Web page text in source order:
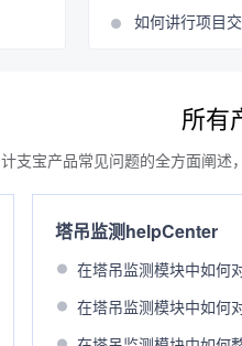
如何讲行项目
所有
计支宝产品常见问题的全方面阐述
塔吊监测helpCenter
在塔吊监测模块中如何
在塔吊监测模块中如何